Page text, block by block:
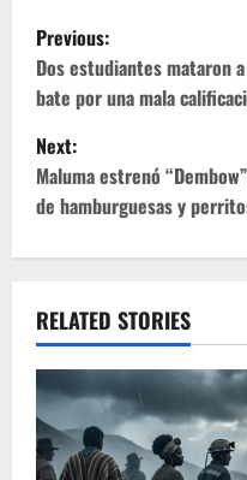
P
o
s
t
n
v
i
g
Previous:
Dos estudiantes mataron
bate por una mala
Next:
Maluma estrenó
de hamburguesas y
RELATED STORIES